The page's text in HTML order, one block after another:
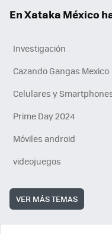
En Xataka México
Investigación
Cazando Gangas Mexico
Celulares y
Prime Day 2024
Móviles android
videojuegos
VER MÁS TEMAS